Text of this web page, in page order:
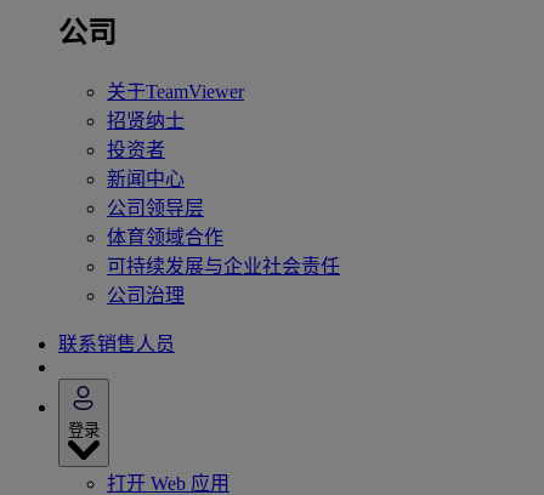
公司
关于TeamViewer
招贤纳士
投资者
新闻中心
公司领导层
体育领域合作
可持续发展与企业社会责任
公司治理
联系销售人员
登录
打开 Web 应用